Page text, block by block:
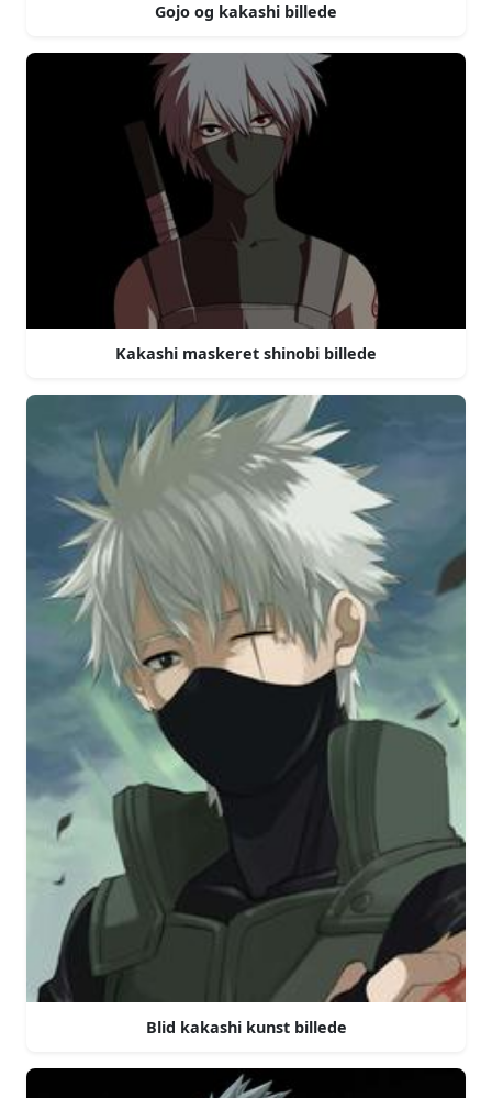
Gojo og kakashi billede
Kakashi maskeret shinobi billede
Blid kakashi kunst billede